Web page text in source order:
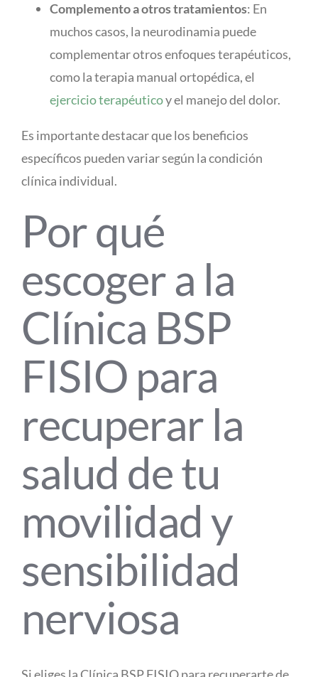
Complemento a otros tratamientos: En
muchos casos, la neurodinamia puede
complementar otros enfoques terapéuticos,
como la terapia manual ortopédica, el
ejercicio terapéuticoy el manejo del dolor.
Es importante destacar que los beneficios
específicos pueden variar según la condición
clínica individual.
Por qué
escoger a la
Clínica BSP
FISIO para
recuperar la
salud de tu
movilidad y
sensibilidad
nerviosa